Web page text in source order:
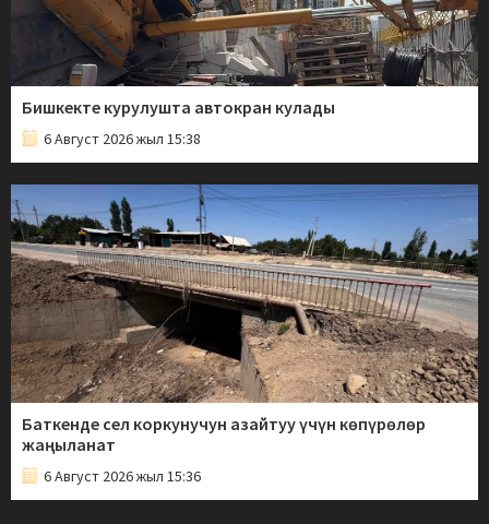
Бишкекте курулушта автокран кулады
6 Август 2026 жыл 15:38
Баткенде сел коркунучун азайтуу үчүн көпүрөлөр
жаңыланат
6 Август 2026 жыл 15:36